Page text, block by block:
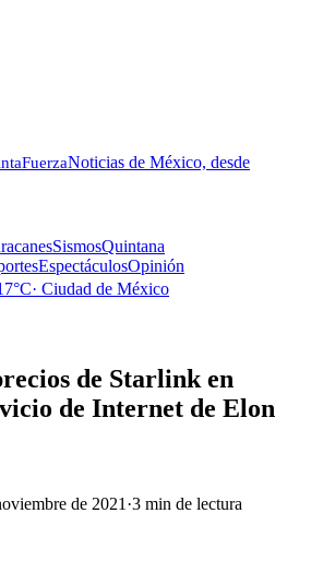
FuerzaNoticias de México, desde
SismosQuintana
EspectáculosOpinión
°C· Ciudad de México
de Starlink en
de Internet de Elon
de 2021 ·3 min de lectura